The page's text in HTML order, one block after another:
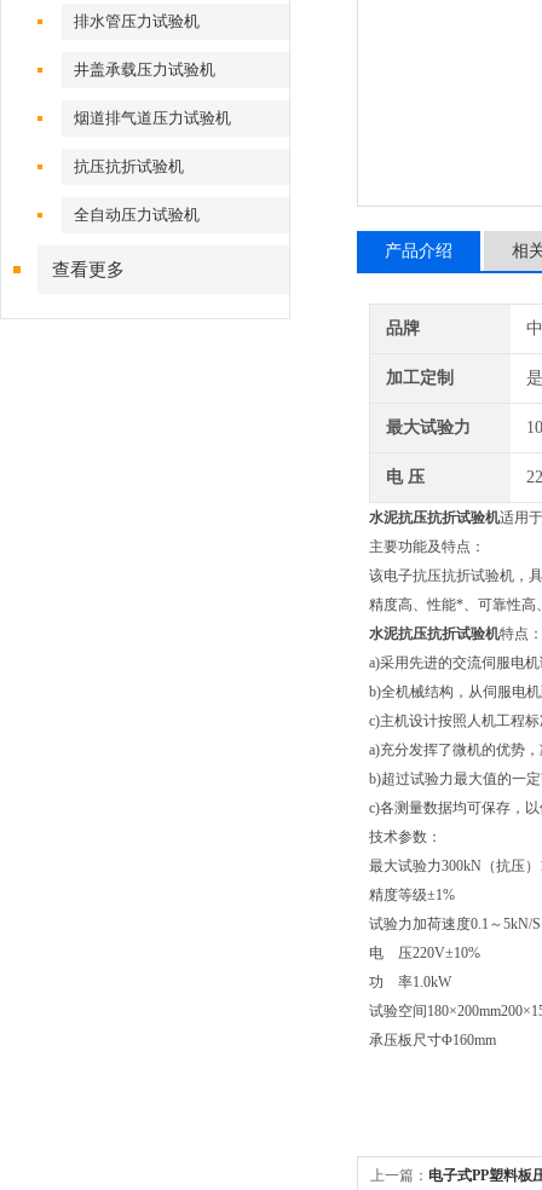
排水管压力试验机
井盖承载压力试验机
烟道排气道压力试验机
抗压抗折试验机
全自动压力试验机
查看更多
产品介绍 相
品牌
加工定制 是
最大试验力
电 压
水泥抗压抗折试验机适用
主要功能及特点：
该电子抗压抗折试验机，
精度高、性能*、可靠性高
水泥抗压抗折试验机特点：
a)采用先进的交流伺服电
b)全机械结构，从伺服电
c)主机设计按照人机工程
a)充分发挥了微机的优势
b)超过试验力最大值的一
c)各测量数据均可保存，
技术参数：
最大试验力300kN（抗压）
精度等级±1%
试验力加荷速度0.1～5kN/S
电 压220V±10%
功 率1.0kW
试验空间 180×200mm
承压板尺寸Φ160mm
上一篇： 电子式PP塑料板